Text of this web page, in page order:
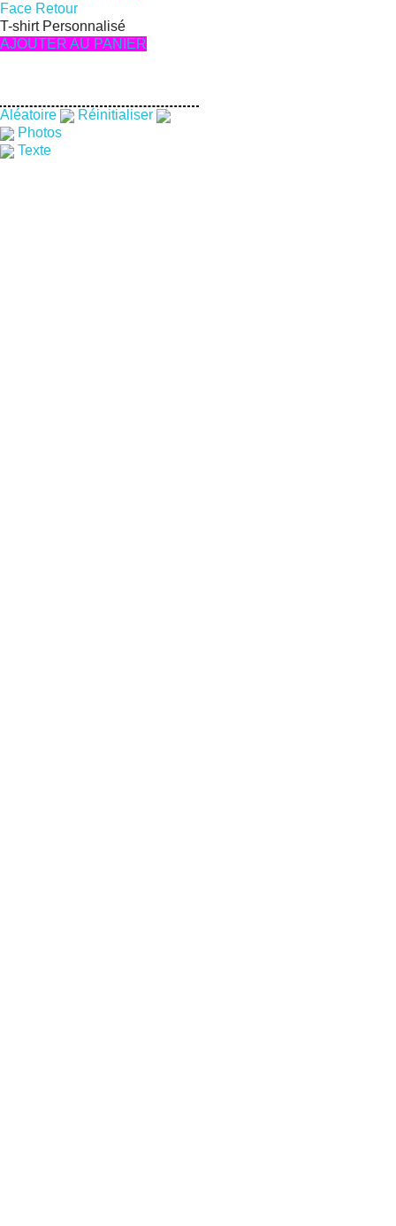
Face Retour
T-shirt Personnalisé
AJOUTER AU PANIER
Aléatoire
Réinitialiser
Photos
Texte